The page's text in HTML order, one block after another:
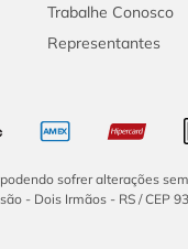
Trabalhe Conosco
Representantes
sofrer alterações
- Dois Irmãos - RS / CEP